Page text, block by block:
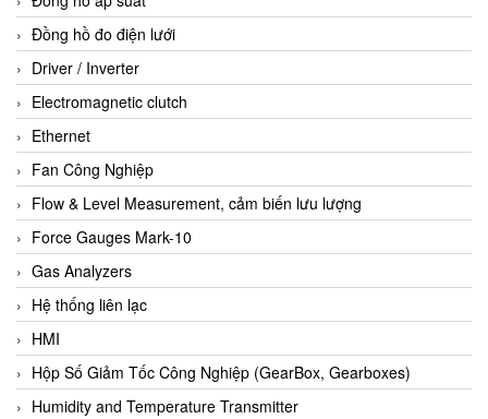
Đồng hồ đo điện lưới
Driver / Inverter
Electromagnetic clutch
Ethernet
Fan Công Nghiệp
Flow & Level Measurement, cảm biến lưu lượng
Force Gauges Mark-10
Gas Analyzers
Hệ thống liên lạc
HMI
Hộp Số Giảm Tốc Công Nghiệp (GearBox, Gearboxes)
Humidity and Temperature Transmitter